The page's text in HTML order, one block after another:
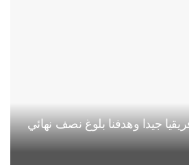
جيدا وهدفنا بلوغ نصف نهائي